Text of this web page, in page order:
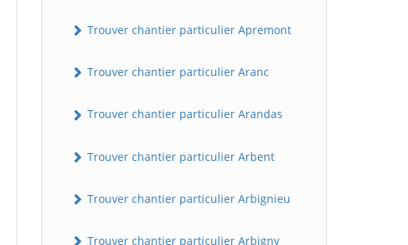
Trouver chantier particulier Apremont
Trouver chantier particulier Aranc
Trouver chantier particulier Arandas
Trouver chantier particulier Arbent
Trouver chantier particulier Arbignieu
Trouver chantier particulier Arbigny